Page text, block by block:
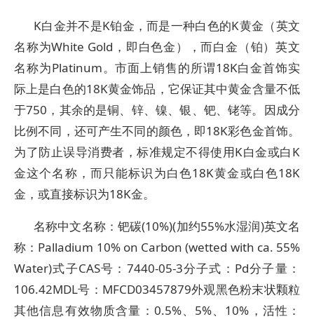
K白金并不是K铂金，而是一种白色的K黄金（英文
名称为White Gold，即白色金），而白金（铂）英文
名称为Platinum。市面上销售的所谓18K白金首饰实
际上是白色的18K黄金饰品，它保证其中黄金含量不低
于750，其余的是铜、锌、镍、银、钯、铑等。因成分
比例不同，还可产生不同的颜色，即18K彩色金首饰。
为了防止误导消费者，标准规定不得使用K白金或白K
金这个名称，而只能标识为白色18K黄金或白色18K
金，或直接标识为18K金。
名称中文名称：钯碳(10%)(加约55%水湿润)英文名
称：Palladium 10% on Carbon (wetted with ca. 55%
Water)式子CAS号：7440-05-3分子式：Pd分子量：
106.42MDL号：MFCD03457879外观黑色粉末状颗粒
其他信息有效物质含量：0.5%、5%、10%，活性：